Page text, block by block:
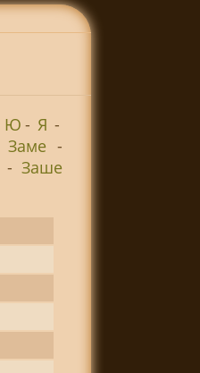
Ю- Я -
Заме -
- Заше